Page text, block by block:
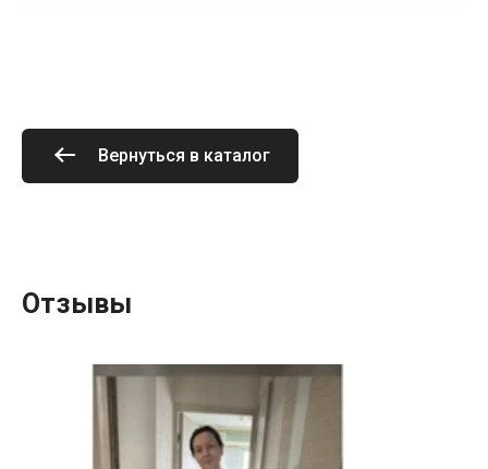
Вернуться в каталог
Отзывы